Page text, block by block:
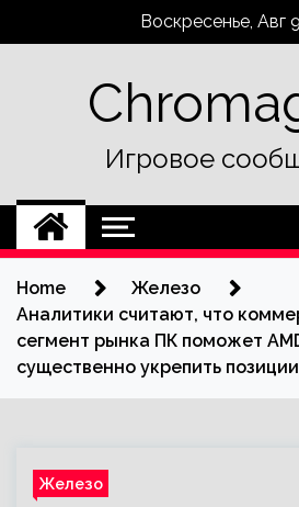
Воскресенье, Авг
Игровое
Home
Железо
Аналитики считают, что
сегмент рынка ПК поможет
существенно укрепить позиции
Железо